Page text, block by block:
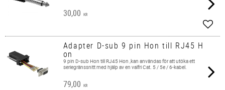
30,00 KR
Add
Adapter D-sub 9 pin Hon till RJ45 H
on
9 pin D-sub Hon till RJ45 Hon ,kan användas för att utöka ett
seriegränssnitt med hjälp av en valfri Cat. 5 / 5e / 6-kabel.
79,00 KR